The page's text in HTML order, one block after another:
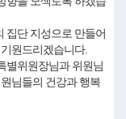
집단 지성으로 만들어
원드리겠습니다.
별위원장님과 위원님
님들의 건강과 행복